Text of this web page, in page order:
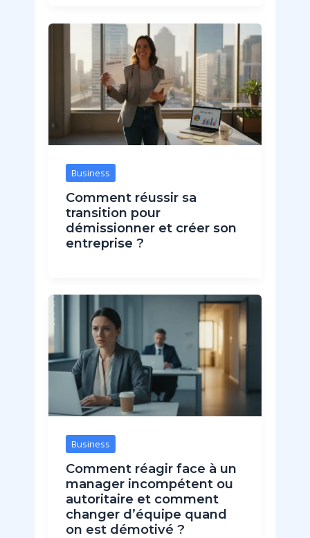
Business
Comment réussir sa
transition pour
démissionner et créer son
entreprise ?
Business
Comment réagir face à un
manager incompétent ou
autoritaire et comment
changer d’équipe quand
on est démotivé ?